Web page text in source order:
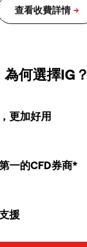
為何選擇IG？
更加好用
一的CFD券商*
援